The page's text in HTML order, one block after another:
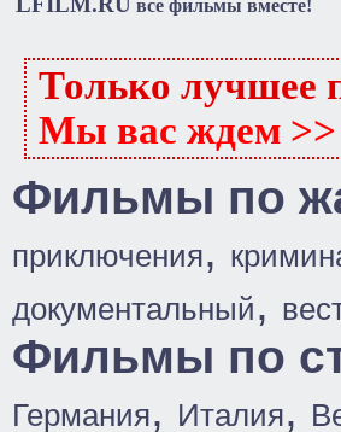
все фильмы вместе!
Только лучшее
Мы вас ждем >>
Фильмы по
приключения,
документальный,
Фильмы по
Германия, Италия,